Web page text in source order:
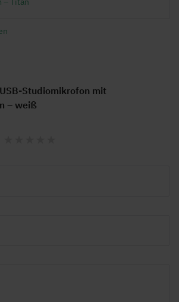
Studiomikrofon mit
– weiß